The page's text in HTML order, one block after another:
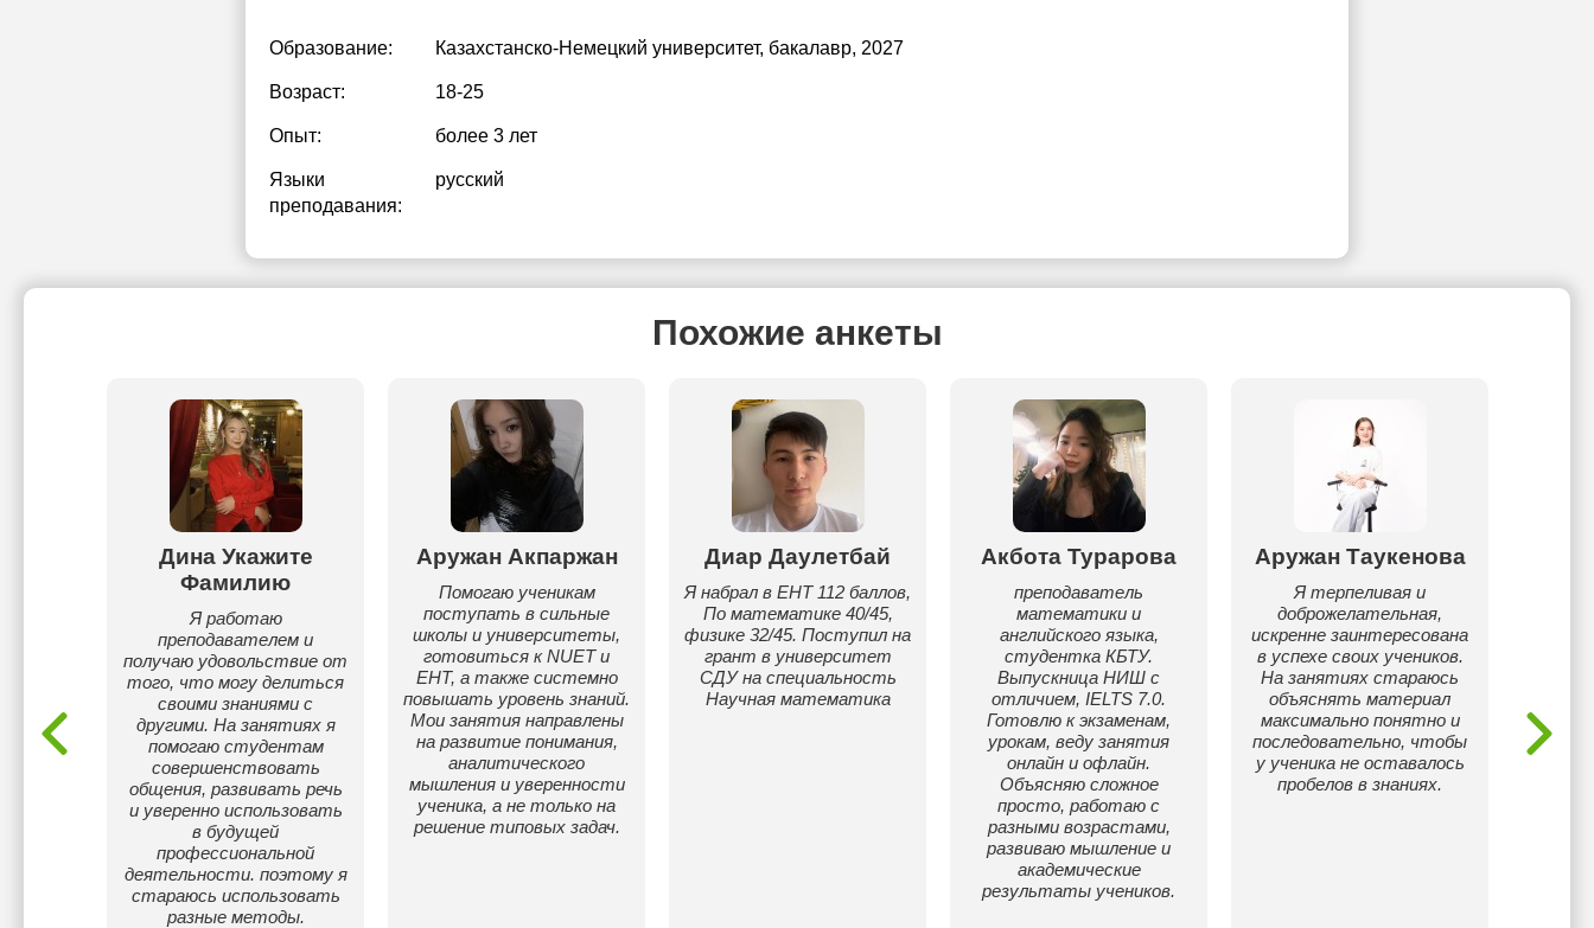
Образование: Казахстанско-Немецкий университет, бакалавр, 2027
Возраст: 18-25
Опыт: более 3 лет
Языки
преподавания:
русский
Похожие анкеты
же в
Дина Укажите
Фамилию
Я работаю
преподавателем и
получаю удовольствие от
того, что могу делиться
своими знаниями с
другими. На занятиях я
помогаю студентам
совершенствовать
общения, развивать речь
и уверенно использовать
в будущей
профессиональной
деятельности. поэтому я
стараюсь использовать
разные методы.
Аружан Акпаржан
Помогаю ученикам
поступать в сильные
школы и университеты,
готовиться к NUET и
ЕНТ, а также системно
повышать уровень знаний.
Мои занятия направлены
на развитие понимания,
аналитического
мышления и уверенности
ученика, а не только на
решение типовых задач.
Диар Даулетбай
Я набрал в ЕНТ 112 баллов,
По математике 40/45,
физике 32/45. Поступил на
грант в университет
СДУ на специальность
Научная математика
Акбота Турарова
преподаватель
математики и
английского языка,
студентка КБТУ.
Выпускница НИШ с
отличием, IELTS 7.0.
Готовлю к экзаменам,
урокам, веду занятия
онлайн и офлайн.
Объясняю сложное
просто, работаю с
разными возрастами,
развиваю мышление и
академические
результаты учеников.
Аружан Таукенова
Я терпеливая и
доброжелательная,
искренне заинтересована
в успехе своих учеников.
На занятиях стараюсь
объяснять материал
максимально понятно и
последовательно, чтобы
у ученика не оставалось
пробелов в знаниях.